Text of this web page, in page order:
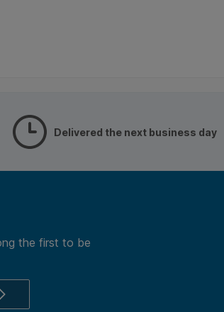
Delivered the next business day
the first to be